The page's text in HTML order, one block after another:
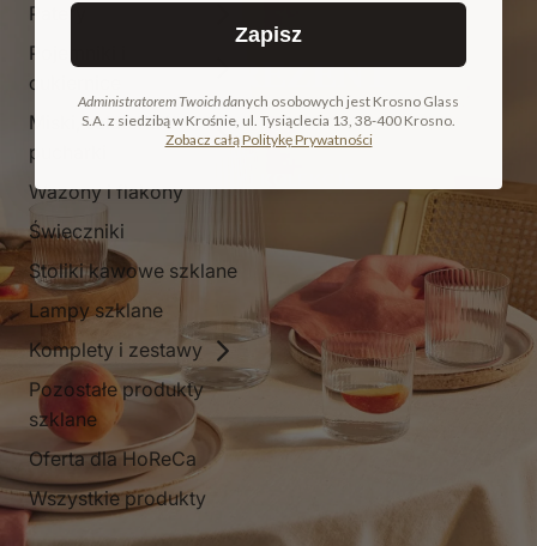
Patery
Pojemniki i
cukiernice
Miski, salaterki i
pucharki
Wazony i flakony
Świeczniki
Stoliki kawowe szklane
Lampy szklane
Komplety i zestawy
Pozostałe produkty
szklane
Oferta dla HoReCa
Wszystkie produkty
NA PREZENT
COLLECTION
Zapisz
Administratorem Twoich danych osobowych jest Krosno Glass
S.A. z siedzibą w Krośnie, ul. Tysiąclecia 13, 38-400 Krosno.
Zobacz całą Politykę Prywatności